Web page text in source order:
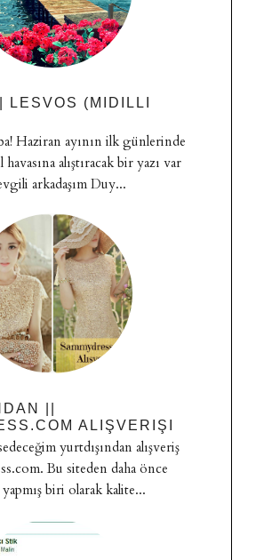
LESVOS (MIDILLI
Haziran ayının ilk günlerinde
alıştıracak bir yazı var
arkadaşım Duy...
||
ALIŞVERIŞI
yurtdışından alışveriş
Bu siteden daha önce
yapmış biri olarak kalite...